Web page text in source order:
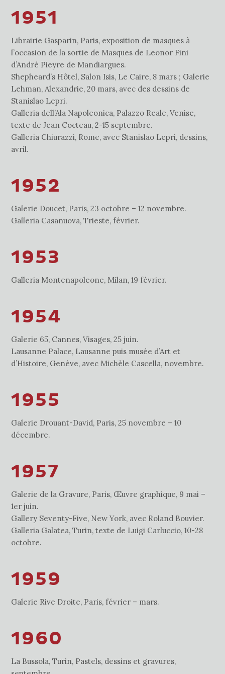
1951
Librairie Gasparin, Paris, exposition de masques à
l’occasion de la sortie de Masques de Leonor Fini
d’André Pieyre de Mandiargues.
Shepheard’s Hôtel, Salon Isis, Le Caire, 8 mars ; Galerie
Lehman, Alexandrie, 20 mars, avec des dessins de
Stanislao Lepri.
Galleria dell’Ala Napoleonica, Palazzo Reale, Venise,
texte de Jean Cocteau, 2-15 septembre.
Galleria Chiurazzi, Rome, avec Stanislao Lepri, dessins,
avril.
1952
Galerie Doucet, Paris, 23 octobre – 12 novembre.
Galleria Casanuova, Trieste, février.
1953
Galleria Montenapoleone, Milan, 19 février.
1954
Galerie 65, Cannes, Visages, 25 juin.
Lausanne Palace, Lausanne puis musée d’Art et
d’Histoire, Genève, avec Michèle Cascella, novembre.
1955
Galerie Drouant-David, Paris, 25 novembre – 10
décembre.
1957
Galerie de la Gravure, Paris, Œuvre graphique, 9 mai –
1er juin.
Gallery Seventy-Five, New York, avec Roland Bouvier.
Galleria Galatea, Turin, texte de Luigi Carluccio, 10-28
octobre.
1959
Galerie Rive Droite, Paris, février – mars.
1960
La Bussola, Turin, Pastels, dessins et gravures,